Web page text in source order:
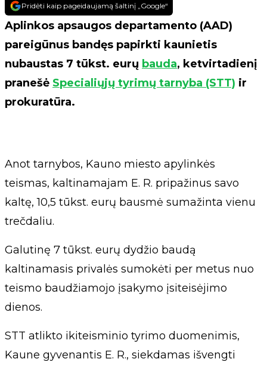
Pridėti kaip pageidaujamą šaltinį „Google“
Aplinkos apsaugos departamento (AAD)
pareigūnus bandęs papirkti kaunietis
nubaustas 7 tūkst. eurų bauda, ketvirtadienį
pranešė Specialiųjų tyrimų tarnyba (STT) ir
prokuratūra.
Anot tarnybos, Kauno miesto apylinkės
teismas, kaltinamajam E. R. pripažinus savo
kaltę, 10,5 tūkst. eurų bausmė sumažinta vienu
trečdaliu.
Galutinę 7 tūkst. eurų dydžio baudą
kaltinamasis privalės sumokėti per metus nuo
teismo baudžiamojo įsakymo įsiteisėjimo
dienos.
STT atlikto ikiteisminio tyrimo duomenimis,
Kaune gyvenantis E. R., siekdamas išvengti